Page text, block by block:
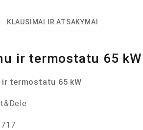
KLAUSIMAI IR ATSAKYMAI
ir termostatu 65 kW
termostatu 65 kW